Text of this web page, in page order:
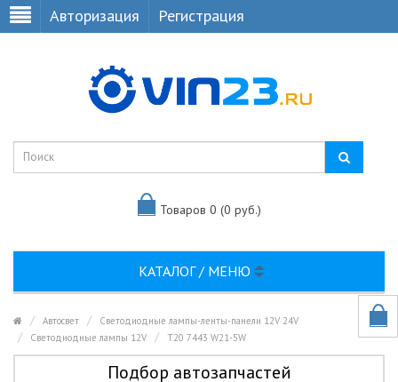
Авторизация Регистрация
Товаров 0 (0 руб.)
КАТАЛОГ / МЕНЮ
Автосвет
Светодиодные лампы-ленты-панели 12V 24V
Светодиодные лампы 12V
T20 7443 W21-5W
Подбор автозапчастей